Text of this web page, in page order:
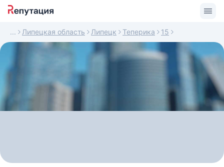
Липецкая область Липецк Теперика 15